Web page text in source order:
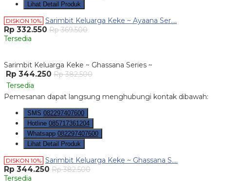
Lihat Detail Produk
DISKON 10% Sarimbit Keluarga Keke ~ Ayaana Ser....
Rp 332.550 Rp 369.500
Tersedia
Sarimbit Keluarga Keke ~ Ghassana Series ~
Rp 344.250 Rp 382.500
Tersedia
Pemesanan dapat langsung menghubungi kontak dibawah:
SMS 082297407600
Hotline 085717361204
Whatsapp 082297407600
Lihat Detail Produk
DISKON 10% Sarimbit Keluarga Keke ~ Ghassana S....
Rp 344.250 Rp 382.500
Tersedia